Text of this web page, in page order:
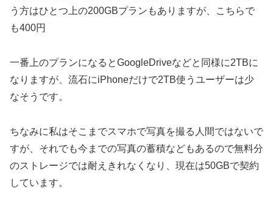
う方はひとつ上の200GBプランもありますが、こちらで
も400円
一番上のプランになるとGoogleDriveなどと同様に2TBに
なりますが、流石にiPhoneだけで2TB使うユーザーは少
なそうです。
ちなみに私はそこまでスマホで写真を撮る人間ではないで
すが、それでも今までの写真の蓄積などもあるので無料分
のストレージでは耐えきれなくなり、現在は50GBで契約
しています。